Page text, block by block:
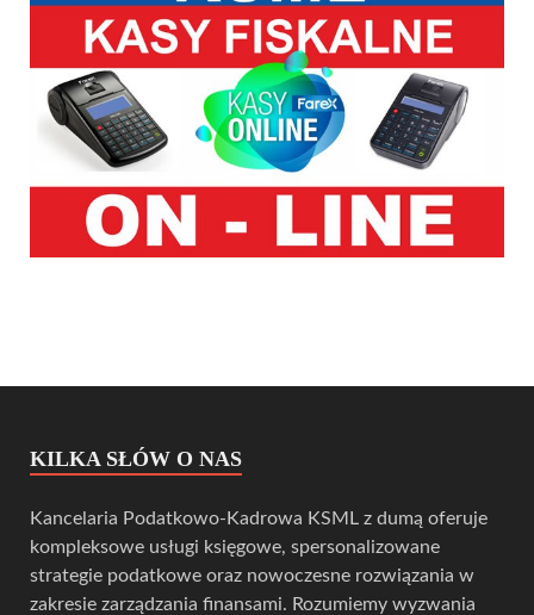
KILKA SŁÓW O NAS
Kancelaria Podatkowo-Kadrowa KSML z dumą oferuje
kompleksowe usługi księgowe, spersonalizowane
strategie podatkowe oraz nowoczesne rozwiązania w
zakresie zarządzania finansami. Rozumiemy wyzwania